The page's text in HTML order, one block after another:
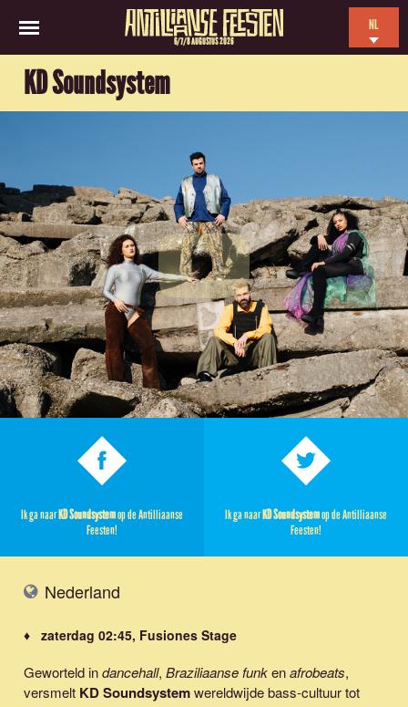
6/7/8 AUGUSTUS 2026
NL
KD Soundsystem
Ik ga naarKD Soundsystemop de Antilliaanse
Feesten!
Ik ga naarKD Soundsystemop de Antilliaanse
Feesten!
Nederland
♦ zaterdag 02:45, Fusiones Stage
Geworteld indancehall, Braziliaanse funkenafrobeats,
versmelt KD Soundsystemwereldwijde bass-cultuur tot